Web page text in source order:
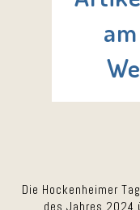
Die Hockenheimer
des Jahres 2024